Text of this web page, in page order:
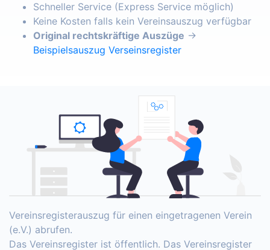
Schneller Service (Express Service möglich)
Keine Kosten falls kein Vereinsauszug verfügbar
Original rechtskräftige Auszüge →
Beispielsauszug Verseinsregister
Vereinsregisterauszug für einen eingetragenen Verein
(e.V.) abrufen.
Das Vereinsregister ist öffentlich. Das Vereinsregister